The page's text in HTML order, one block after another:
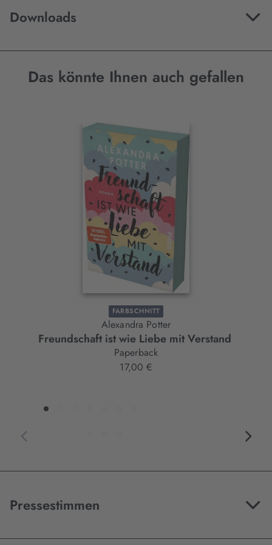
Downloads
Das könnte Ihnen auch gefallen
FARBSCHNITT
Alexandra Potter
Freundschaft ist wie Liebe mit Verstand
Paperback
17,00 €
Pressestimmen